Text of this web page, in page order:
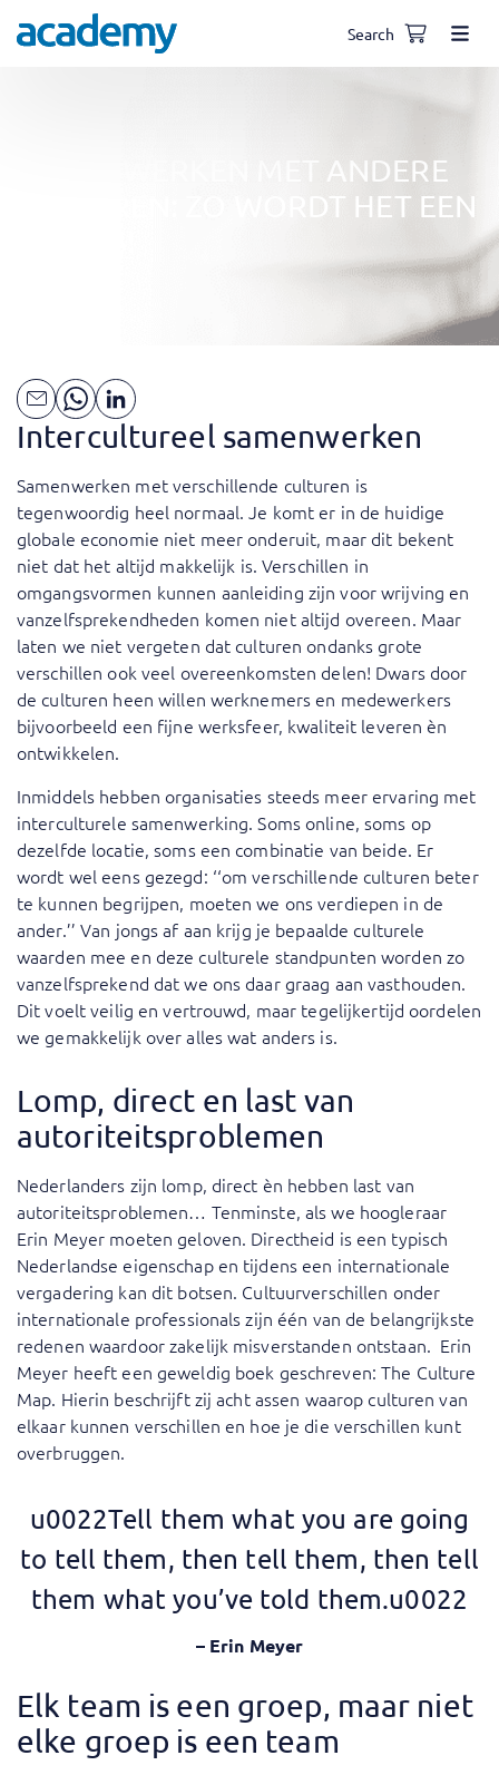
Search
SAMENWERKEN MET ANDERE
CULTUREN: ZO WORDT HET EEN
Intercultureel samenwerken
Samenwerken met verschillende culturen is
tegenwoordig heel normaal. Je komt er in de huidige
globale economie niet meer onderuit, maar dit bekent
niet dat het altijd makkelijk is. Verschillen in
omgangsvormen kunnen aanleiding zijn voor wrijving en
vanzelfsprekendheden komen niet altijd overeen. Maar
laten we niet vergeten dat culturen ondanks grote
verschillen ook veel overeenkomsten delen! Dwars door
de culturen heen willen werknemers en medewerkers
bijvoorbeeld een fijne werksfeer, kwaliteit leveren èn
ontwikkelen.
Inmiddels hebben organisaties steeds meer ervaring met
interculturele samenwerking. Soms online, soms op
dezelfde locatie, soms een combinatie van beide. Er
wordt wel eens gezegd: ‘‘om verschillende culturen beter
te kunnen begrijpen, moeten we ons verdiepen in de
ander.’’ Van jongs af aan krijg je bepaalde culturele
waarden mee en deze culturele standpunten worden zo
vanzelfsprekend dat we ons daar graag aan vasthouden.
Dit voelt veilig en vertrouwd, maar tegelijkertijd oordelen
we gemakkelijk over alles wat anders is.
Lomp, direct en last van
autoriteitsproblemen
Nederlanders zijn lomp, direct èn hebben last van
autoriteitsproblemen… Tenminste, als we hoogleraar
Erin Meyer moeten geloven. Directheid is een typisch
Nederlandse eigenschap en tijdens een internationale
vergadering kan dit botsen. Cultuurverschillen onder
internationale professionals zijn één van de belangrijkste
redenen waardoor zakelijk misverstanden ontstaan. Erin
Meyer heeft een geweldig boek geschreven: The Culture
Map. Hierin beschrijft zij acht assen waarop culturen van
elkaar kunnen verschillen en hoe je die verschillen kunt
overbruggen.
u0022Tell them what you are going
to tell them, then tell them, then tell
them what you’ve told them.u0022
– Erin Meyer
Elk team is een groep, maar niet
elke groep is een team